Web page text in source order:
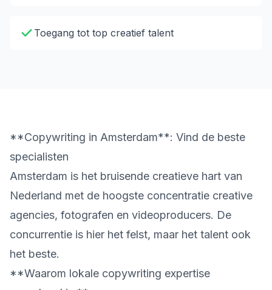
Toegang tot top creatief talent
**Copywriting in Amsterdam**: Vind de beste
specialisten
Amsterdam is het bruisende creatieve hart van
Nederland met de hoogste concentratie creative
agencies, fotografen en videoproducers. De
concurrentie is hier het felst, maar het talent ook
het beste.
**Waarom lokale copywriting expertise